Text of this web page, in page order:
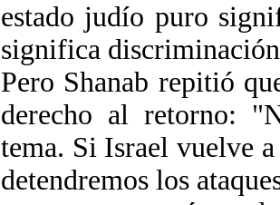
estado judío puro
significa
Pero Shanab repitió
derecho al retorno:
tema. Si Israel vuelve
detendremos los